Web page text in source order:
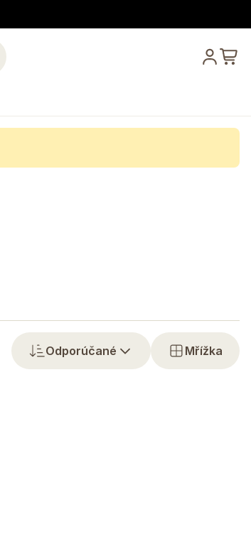
Odporúčané Mřížka